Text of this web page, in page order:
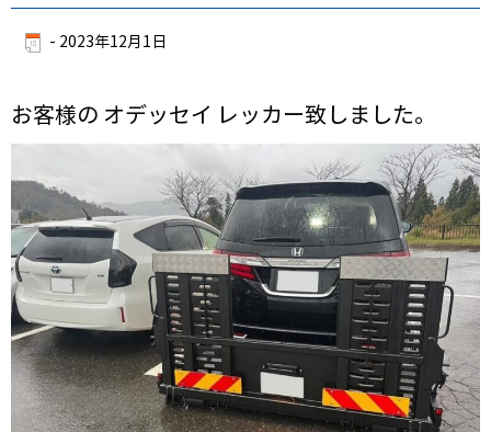
- 2023年12月1日
お客様の オデッセイ レッカー致しました。